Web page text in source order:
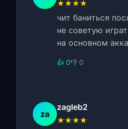
★★★★
чит баниться
не советую
на основном
👍 0👎 0
za
zagleb2
★★★★